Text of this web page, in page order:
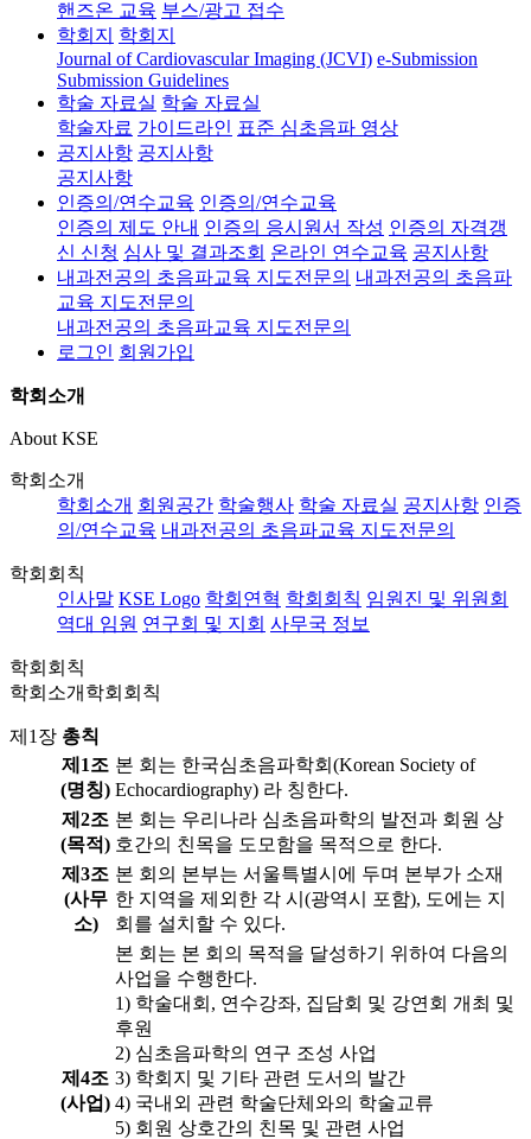
핸즈온 교육 부스/광고 접수
학회지
학회지
Journal of Cardiovascular Imaging (JCVI) e-Submission
Submission Guidelines
학술 자료실 학술 자료실
학술자료 가이드라인 표준 심초음파 영상
공지사항 공지사항
공지사항
인증의/연수교육 인증의/연수교육
인증의 제도 안내 인증의 응시원서 작성 인증의 자격갱
신 신청 심사 및 결과조회 온라인 연수교육 공지사항
내과전공의 초음파교육 지도전문의 내과전공의 초음파
교육 지도전문의
내과전공의 초음파교육 지도전문의
로그인 회원가입
학회소개
About KSE
학회소개
학회소개 회원공간 학술행사 학술 자료실 공지사항 인증
의/연수교육 내과전공의 초음파교육 지도전문의
학회회칙
인사말 KSE Logo 학회연혁 학회회칙 임원진 및 위원회
역대 임원 연구회 및 지회 사무국 정보
학회회칙
학회소개 학회회칙
제1장 총칙
제1조
(명칭)
본 회는 한국심초음파학회(Korean Society of
Echocardiography) 라 칭한다.
제2조
(목적)
본 회는 우리나라 심초음파학의 발전과 회원 상
호간의 친목을 도모함을 목적으로 한다.
제3조
(사무
소)
본 회의 본부는 서울특별시에 두며 본부가 소재
한 지역을 제외한 각 시(광역시 포함), 도에는 지
회를 설치할 수 있다.
제4조
(사업)
본 회는 본 회의 목적을 달성하기 위하여 다음의
사업을 수행한다.
1) 학술대회, 연수강좌, 집담회 및 강연회 개최 및
후원
2) 심초음파학의 연구 조성 사업
3) 학회지 및 기타 관련 도서의 발간
4) 국내외 관련 학술단체와의 학술교류
5) 회원 상호간의 친목 및 관련 사업